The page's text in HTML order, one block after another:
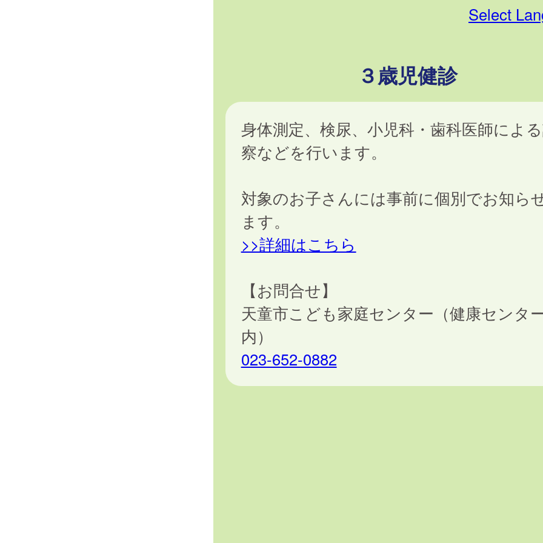
Select
３歳児健診
身体測定、検尿、小児科・歯科医師によ
察などを行います。
対象のお子さんには事前に個別でお知ら
ます。
>>詳細はこちら
【お問合せ】
天童市こども家庭センター（健康センタ
内）
023-652-0882